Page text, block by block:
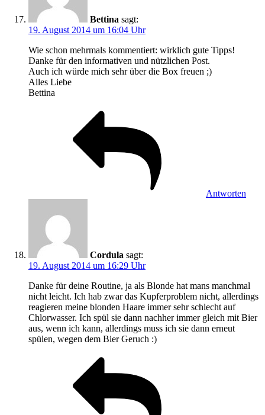
Bettina sagt:
19. August 2014 um 16:04 Uhr
Wie schon mehrmals kommentiert: wirklich gute Tipps!
Danke für den informativen und nützlichen Post.
Auch ich würde mich sehr über die Box freuen ;)
Alles Liebe
Bettina
Antworten
Cordula sagt:
19. August 2014 um 16:29 Uhr
Danke für deine Routine, ja als Blonde hat mans manchmal
nicht leicht. Ich hab zwar das Kupferproblem nicht, allerdings
reagieren meine blonden Haare immer sehr schlecht auf
Chlorwasser. Ich spül sie dann nachher immer gleich mit Bier
aus, wenn ich kann, allerdings muss ich sie dann erneut
spülen, wegen dem Bier Geruch :)